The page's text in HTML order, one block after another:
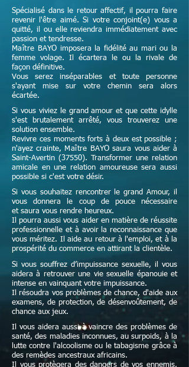
Spécialisé dans le retour affectif, il pourra faire
revenir l'être aimé. Si votre conjoint(e) vous a
quitté, il ou elle reviendra immédiatement avec
passion et tendresse.
Maître BAYO imposera la fidélité au mari ou la
femme volage. Il écartera le ou la rivale de
façon définitive.
Vous serez inséparables et toute personne
s'ayant mise sur votre chemin sera alors
écartée.
Si vous viviez le grand amour et que cette idylle
s'est brutalement arrêté, vous trouverez une
solution ensemble.
Revivre ces moments forts à deux est possible ;
n'ayez crainte,
Maître BAYO saura vous aider à
Saint-Avertin (37550). Transformer une relation
amicale en une relation amoureuse sera aussi
possible si c'est votre désir.
Si vous souhaitez rencontrer le grand Amour, il
vous donnera le coup de pouce nécessaire
et saura vous rendre heureux.
Il pourra aussi vous aider en matière de réussite
professionnelle et à avoir la reconnaissance que
vous méritez. Il aide au retour à l'emploi, et à la
prospérité du commerce en attirant la clientèle.
Si vous souffrez d’impuissance sexuelle, il vous
aidera à retrouver une vie sexuelle épanouie et
intense en vainquant votre impuissance.
Il résoudra vos problèmes de chance, d'aide aux
examens, de protection, de désenvoûtement, de
chance aux jeux.
Il vous aidera aussi à vaincre des problèmes de
santé, des maladies inconnues, au surpoids, à la
lutte contre l'alcoolisme ou le tabagisme grâce à
des remèdes ancestraux africains.
Il vous protègera des dangers de vos ennemis,